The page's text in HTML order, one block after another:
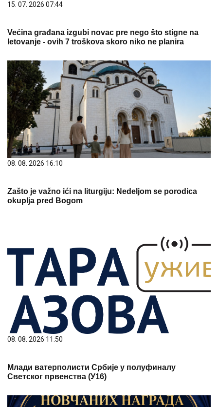
15. 07. 2026 07:44
Većina građana izgubi novac pre nego što stigne na
letovanje - ovih 7 troškova skoro niko ne planira
08. 08. 2026 16:10
Zašto je važno ići na liturgiju: Nedeljom se porodica
okuplja pred Bogom
08. 08. 2026 11:50
Млади ватерполисти Србије у полуфиналу
Светског првенства (У16)